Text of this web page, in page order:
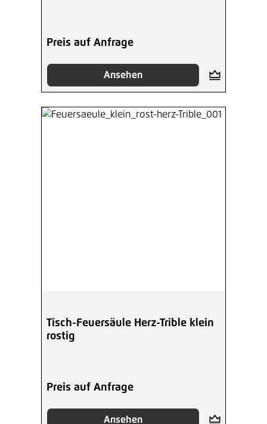
Preis auf Anfrage
Ansehen
Tisch-Feuersäule Herz-Trible klein
rostig
Preis auf Anfrage
Ansehen